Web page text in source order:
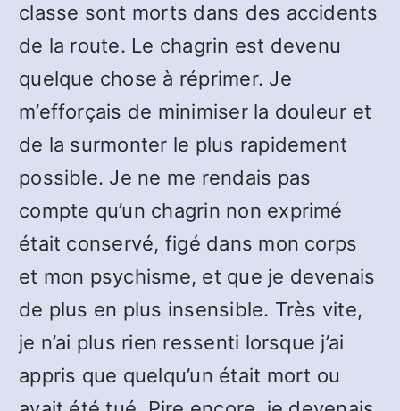
classe sont morts dans des accidents
de la route. Le chagrin est devenu
quelque chose à réprimer. Je
m’efforçais de minimiser la douleur et
de la surmonter le plus rapidement
possible. Je ne me rendais pas
compte qu’un chagrin non exprimé
était conservé, figé dans mon corps
et mon psychisme, et que je devenais
de plus en plus insensible. Très vite,
je n’ai plus rien ressenti lorsque j’ai
appris que quelqu’un était mort ou